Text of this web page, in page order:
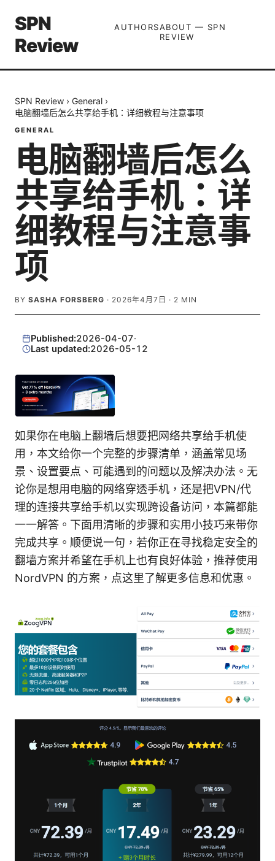
SPN
Review
AUTHORSABOUT — SPN
REVIEW
SPN Review › General ›
电脑翻墙后怎么共享给手机：详细教程与注意事项
GENERAL
电脑翻墙后怎么
共享给手机：详
细教程与注意事
项
BY SASHA FORSBERG · 2026年4月7日 · 2 MIN
Published:2026-04-07·
Last updated:2026-05-12
如果你在电脑上翻墙后想要把网络共享给手机使
用，本文给你一个完整的步骤清单，涵盖常见场
景、设置要点、可能遇到的问题以及解决办法。无
论你是想用电脑的网络穿透手机，还是把VPN/代
理的连接共享给手机以实现跨设备访问，本篇都能
一一解答。下面用清晰的步骤和实用小技巧来带你
完成共享。顺便说一句，若你正在寻找稳定安全的
翻墙方案并希望在手机上也有良好体验，推荐使用
NordVPN 的方案，点这里了解更多信息和优惠。